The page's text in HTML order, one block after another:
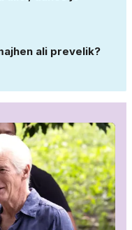
ali prevelik?